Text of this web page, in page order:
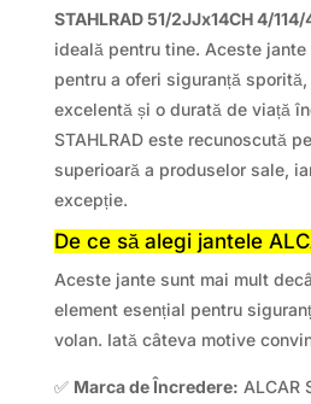
STAHLRAD 51/2JJx14CH 4/
ideală pentru tine. Aceste
pentru a oferi siguranță sporită,
excelentă și o durată de viață
STAHLRAD este recunoscută
superioară a produselor sale,
excepție.
De ce să alegi jantele
Aceste jante sunt mai mult
element esențial pentru
volan. Iată câteva motive
✅ Marca de Încredere: ALCAR